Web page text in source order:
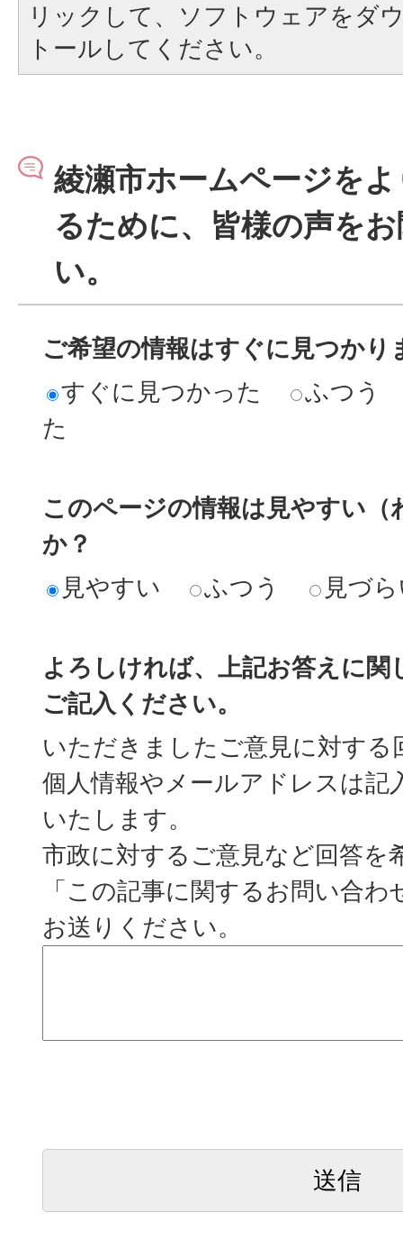
リックして、ソフトウェアをダ
トールしてください。
綾瀬市ホームページを
るために、皆様の声を
い。
ご希望の情報はすぐに見つかり
すぐに見つかった
ふつう
た
このページの情報は見やすい
か？
見やすい
ふつう 見づ
よろしければ、上記お答えに関
ご記入ください。
いただきましたご意見に対する
個人情報やメールアドレスは記
いたします。
市政に対するご意見など回答を
「この記事に関するお問い合
お送りください。